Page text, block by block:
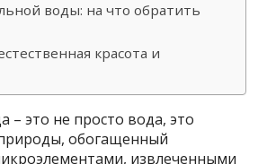
воды: на что обратить
красота и
– это не просто вода, это
обогащенный
извлеченными